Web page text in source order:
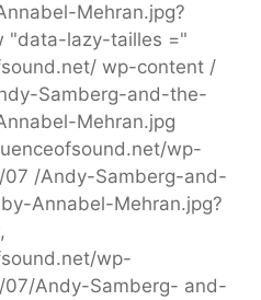
Mehran.jpg?
"data-lazy-tailles ="
wp-content /
Samberg-and-the-
Mehran.jpg
wp-
/Andy-Samberg-and-
Annabel-Mehran.jpg?
wp-
Andy-Samberg- and-